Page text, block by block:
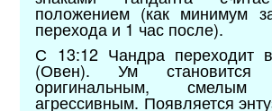
положением (как минимум
перехода и 1 час после).
С 13:12 Чандра переходит
(Овен). Ум становится
оригинальным,
агрессивным. Появляется